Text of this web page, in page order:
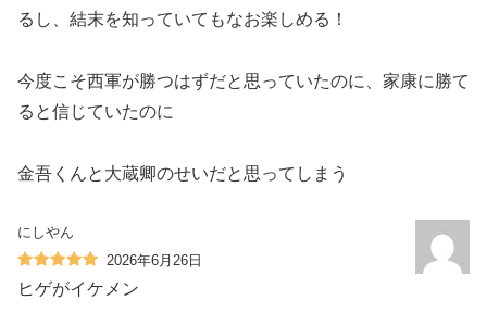
るし、結末を知っていてもなお楽しめる！
今度こそ西軍が勝つはずだと思っていたのに、家康に勝て
ると信じていたのに
金吾くんと大蔵卿のせいだと思ってしまう
にしやん
2026年6月26日
ヒゲがイケメン